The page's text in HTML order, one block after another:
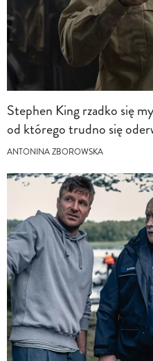
Stephen King rzadko się
od którego trudno się
ANTONINA ZBOROWSKA